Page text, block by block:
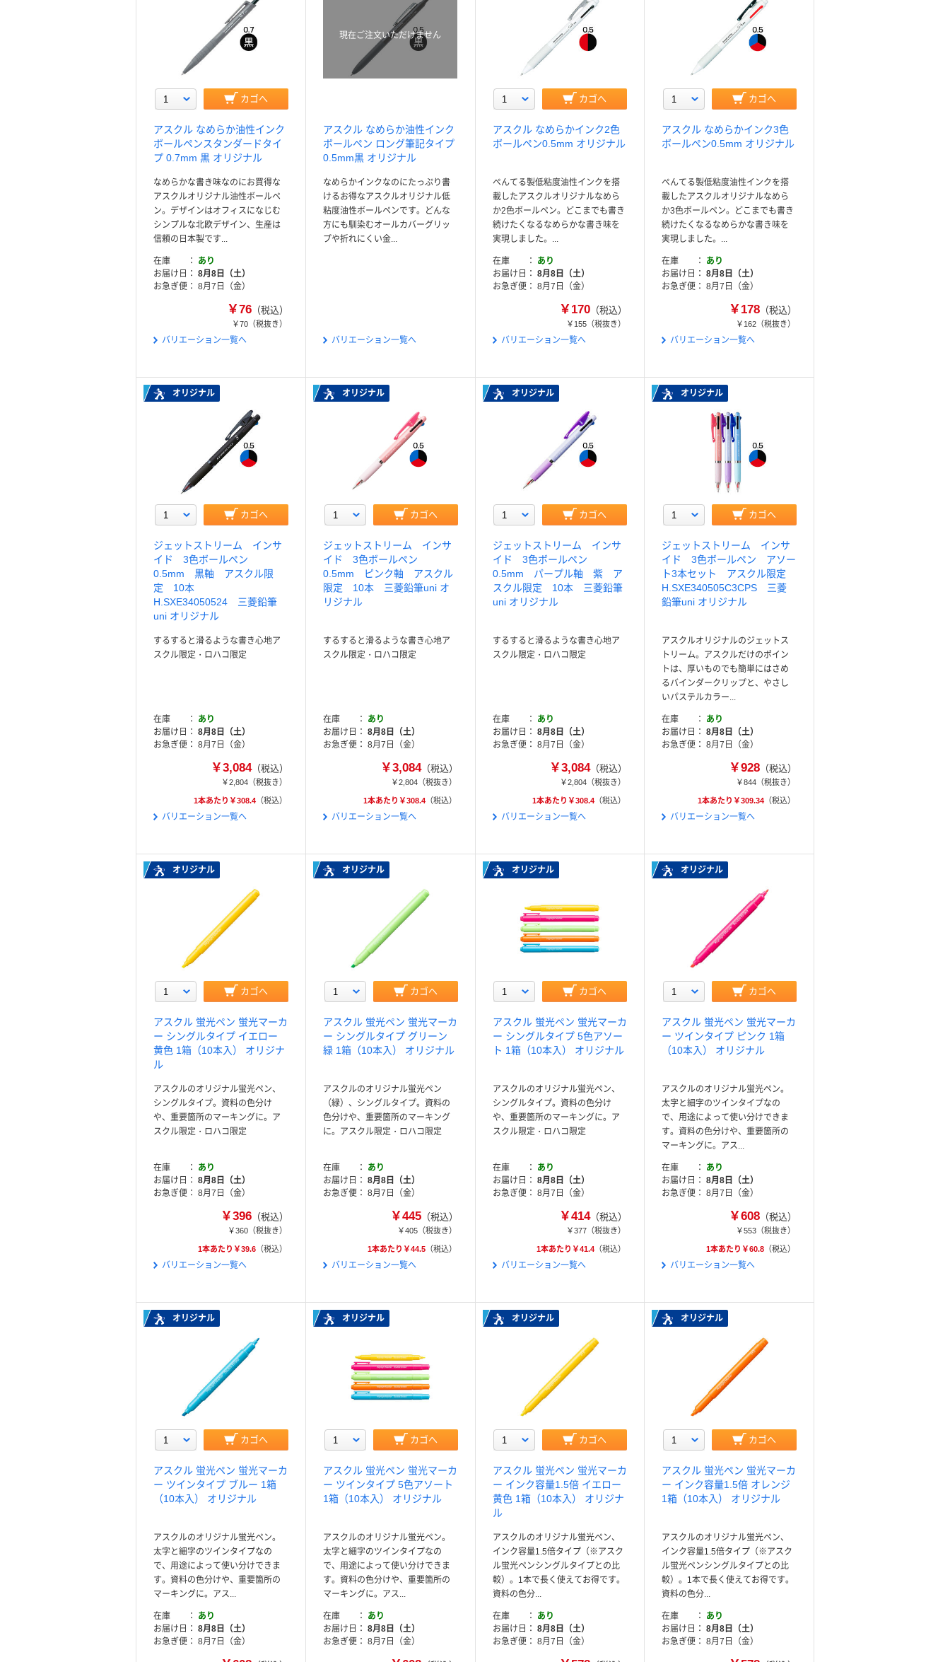
カゴへ
アスクル なめらか油性インク
ボールペンスタンダードタイ
プ 0.7mm 黒 オリジナル
なめらかな書き味なのにお買得な
アスクルオリジナル油性ボールペ
ン。デザインはオフィスになじむ
シンプルな北欧デザイン、生産は
信頼の日本製です...
在庫
あり
お届け日
8月8日（土）
お急ぎ便
8月7日（金）
￥76（税込）
￥70（税抜き）
バリエーション一覧へ
現在ご注文いただけません
アスクル なめらか油性インク
ボールペン ロング筆記タイプ
0.5mm黒 オリジナル
なめらかインクなのにたっぷり書
けるお得なアスクルオリジナル低
粘度油性ボールペンです。どんな
方にも馴染むオールカバーグリッ
プや折れにくい金...
バリエーション一覧へ
カゴへ
アスクル なめらかインク2色
ボールペン0.5mm オリジナル
ぺんてる製低粘度油性インクを搭
載したアスクルオリジナルなめら
か2色ボールペン。どこまでも書き
続けたくなるなめらかな書き味を
実現しました。...
在庫
あり
お届け日
8月8日（土）
お急ぎ便
8月7日（金）
￥170 （税込）
￥155 （税抜き）
バリエーション一覧へ
カゴへ
アスクル なめらかインク3色
ボールペン0.5mm オリジナル
ぺんてる製低粘度油性インクを搭
載したアスクルオリジナルなめら
か3色ボールペン。どこまでも書き
続けたくなるなめらかな書き味を
実現しました。...
在庫
あり
お届け日
8月8日（土）
お急ぎ便
8月7日（金）
￥178 （税込）
￥162 （税抜き）
バリエーション一覧へ
オリジナル
カゴへ
ジェットストリーム インサ
イド 3色ボールペン
0.5mm 黒軸 アスクル限
定 10本
H.SXE34050524 三菱鉛筆
uni オリジナル
するすると滑るような書き心地ア
スクル限定・ロハコ限定
在庫
あり
お届け日
8月8日（土）
お急ぎ便
8月7日（金）
￥3,084（税込）
￥2,804（税抜き）
1本あたり￥308.4（税込）
バリエーション一覧へ
オリジナル
カゴへ
ジェットストリーム インサ
イド 3色ボールペン
0.5mm ピンク軸 アスクル
限定 10本 三菱鉛筆uni オ
リジナル
するすると滑るような書き心地ア
スクル限定・ロハコ限定
在庫
あり
お届け日
8月8日（土）
お急ぎ便
8月7日（金）
￥3,084（税込）
￥2,804（税抜き）
1本あたり￥308.4（税込）
バリエーション一覧へ
オリジナル
カゴへ
ジェットストリーム インサ
イド 3色ボールペン
0.5mm パープル軸 紫 ア
スクル限定 10本 三菱鉛筆
uni オリジナル
するすると滑るような書き心地ア
スクル限定・ロハコ限定
在庫
あり
お届け日
8月8日（土）
お急ぎ便
8月7日（金）
￥3,084（税込）
￥2,804 （税抜き）
1本あたり￥308.4 （税込）
バリエーション一覧へ
オリジナル
カゴへ
ジェットストリーム インサ
イド 3色ボールペン アソー
ト3本セット アスクル限定
H.SXE340505C3CPS 三菱
鉛筆uni オリジナル
アスクルオリジナルのジェットス
トリーム。アスクルだけのポイン
トは、厚いものでも簡単にはさめ
るバインダークリップと、やさし
いパステルカラー...
在庫
あり
お届け日
8月8日（土）
お急ぎ便
8月7日（金）
￥928 （税込）
￥844 （税抜き）
1本あたり￥309.34 （税込）
バリエーション一覧へ
オリジナル
カゴへ
アスクル 蛍光ペン 蛍光マーカ
ー シングルタイプ イエロー
黄色 1箱（10本入） オリジナ
ル
アスクルのオリジナル蛍光ペン、
シングルタイプ。資料の色分け
や、重要箇所のマーキングに。ア
スクル限定・ロハコ限定
在庫
あり
お届け日
8月8日（土）
お急ぎ便
8月7日（金）
￥396（税込）
￥360（税抜き）
1本あたり￥39.6（税込）
バリエーション一覧へ
オリジナル
カゴへ
アスクル 蛍光ペン 蛍光マーカ
ー シングルタイプ グリーン
緑 1箱（10本入） オリジナル
アスクルのオリジナル蛍光ペン
（緑）、シングルタイプ。資料の
色分けや、重要箇所のマーキング
に。アスクル限定・ロハコ限定
在庫
あり
お届け日
8月8日（土）
お急ぎ便
8月7日（金）
￥445（税込）
￥405（税抜き）
1本あたり￥44.5（税込）
バリエーション一覧へ
オリジナル
カゴへ
アスクル 蛍光ペン 蛍光マーカ
ー シングルタイプ 5色アソー
ト 1箱（10本入） オリジナル
アスクルのオリジナル蛍光ペン、
シングルタイプ。資料の色分け
や、重要箇所のマーキングに。ア
スクル限定・ロハコ限定
在庫
あり
お届け日
8月8日（土）
お急ぎ便
8月7日（金）
￥414（税込）
￥377 （税抜き）
1本あたり￥41.4 （税込）
バリエーション一覧へ
オリジナル
カゴへ
アスクル 蛍光ペン 蛍光マーカ
ー ツインタイプ ピンク 1箱
（10本入） オリジナル
アスクルのオリジナル蛍光ペン。
太字と細字のツインタイプなの
で、用途によって使い分けできま
す。資料の色分けや、重要箇所の
マーキングに。アス...
在庫
あり
お届け日
8月8日（土）
お急ぎ便
8月7日（金）
￥608 （税込）
￥553 （税抜き）
1本あたり￥60.8 （税込）
バリエーション一覧へ
オリジナル
カゴへ
アスクル 蛍光ペン 蛍光マーカ
ー ツインタイプ ブルー 1箱
（10本入） オリジナル
アスクルのオリジナル蛍光ペン。
太字と細字のツインタイプなの
で、用途によって使い分けできま
す。資料の色分けや、重要箇所の
マーキングに。アス...
在庫
あり
お届け日
8月8日（土）
お急ぎ便
8月7日（金）
オリジナル
カゴへ
アスクル 蛍光ペン 蛍光マーカ
ー ツインタイプ 5色アソート
1箱（10本入） オリジナル
アスクルのオリジナル蛍光ペン。
太字と細字のツインタイプなの
で、用途によって使い分けできま
す。資料の色分けや、重要箇所の
マーキングに。アス...
在庫
あり
お届け日
8月8日（土）
お急ぎ便
8月7日（金）
オリジナル
カゴへ
アスクル 蛍光ペン 蛍光マーカ
ー インク容量1.5倍 イエロー
黄色 1箱（10本入） オリジナ
ル
アスクルのオリジナル蛍光ペン、
インク容量1.5倍タイプ（※アスク
ル蛍光ペンシングルタイプとの比
較）。1本で長く使えてお得です。
資料の色分...
在庫
あり
お届け日
8月8日（土）
お急ぎ便
8月7日（金）
オリジナル
カゴへ
アスクル 蛍光ペン 蛍光マーカ
ー インク容量1.5倍 オレンジ
1箱（10本入） オリジナル
アスクルのオリジナル蛍光ペン、
インク容量1.5倍タイプ（※アスク
ル蛍光ペンシングルタイプとの比
較）。1本で長く使えてお得です。
資料の色分...
在庫
あり
お届け日
8月8日（土）
お急ぎ便
8月7日（金）